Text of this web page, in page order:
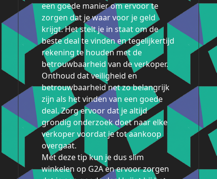
een goede manier om ervoor te
zorgen dat je waar voor je geld
krijgt. Het stelt je in staat om de
beste deal te vinden en tegelijkertijd
rekening te houden met de
betrouwbaarheid van de verkoper.
Onthoud dat veiligheid en
betrouwbaarheid net zo belangrijk
zijn als het vinden van een goede
deal. Zorg ervoor dat je altijd
grondig onderzoek doet naar elke
verkoper voordat je tot aankoop
overgaat.
Met deze tip kun je dus slim
winkelen op G2A en ervoor zorgen